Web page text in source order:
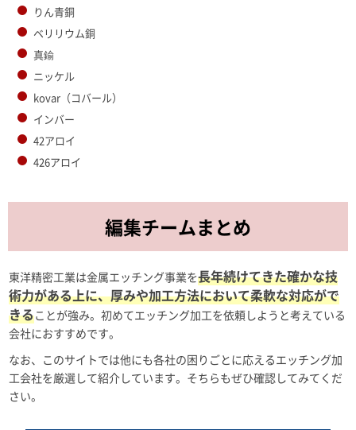
りん青銅
ベリリウム銅
真鍮
ニッケル
kovar（コバール）
インバー
42アロイ
426アロイ
編集チームまとめ
東洋精密工業は金属エッチング事業を長年続けてきた確かな技
術力がある上に、厚みや加工方法において柔軟な対応がで
きることが強み。初めてエッチング加工を依頼しようと考えている
会社におすすめです。
なお、このサイトでは他にも各社の困りごとに応えるエッチング加
工会社を厳選して紹介しています。そちらもぜひ確認してみてくだ
さい。